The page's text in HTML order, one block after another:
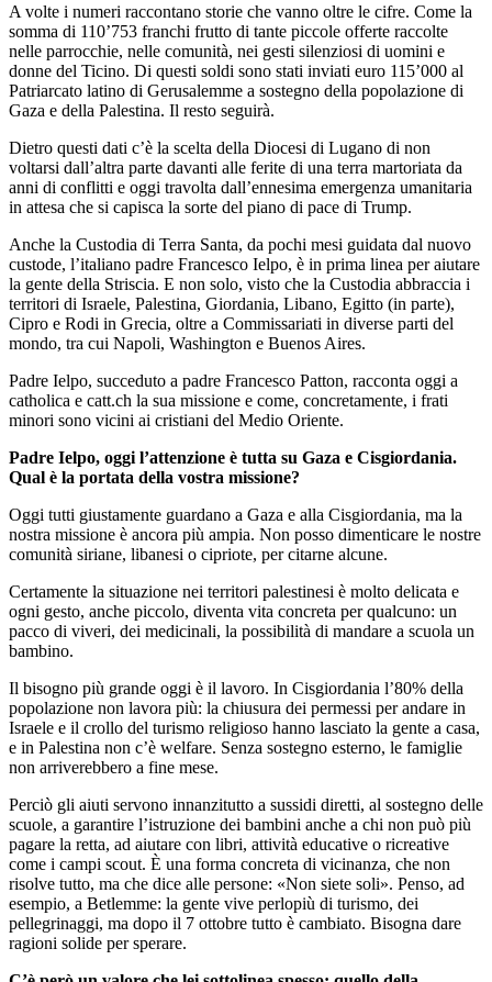
A volte i numeri raccontano storie che vanno oltre le cifre. Come la
somma di 110’753 franchi frutto di tante piccole offerte raccolte
nelle parrocchie, nelle comunità, nei gesti silenziosi di uomini e
donne del Ticino. Di questi soldi sono stati inviati euro 115’000 al
Patriarcato latino di Gerusalemme a sostegno della popolazione di
Gaza e della Palestina. Il resto seguirà.
Dietro questi dati c’è la scelta della Diocesi di Lugano di non
voltarsi dall’altra parte davanti alle ferite di una terra martoriata da
anni di conflitti e oggi travolta dall’ennesima emergenza umanitaria
in attesa che si capisca la sorte del piano di pace di Trump.
Anche la Custodia di Terra Santa, da pochi mesi guidata dal nuovo
custode, l’italiano padre Francesco Ielpo, è in prima linea per aiutare
la gente della Striscia. E non solo, visto che la Custodia abbraccia i
territori di Israele, Palestina, Giordania, Libano, Egitto (in parte),
Cipro e Rodi in Grecia, oltre a Commissariati in diverse parti del
mondo, tra cui Napoli, Washington e Buenos Aires.
Padre Ielpo, succeduto a padre Francesco Patton, racconta oggi a
catholica e catt.ch la sua missione e come, concretamente, i frati
minori sono vicini ai cristiani del Medio Oriente.
Padre Ielpo, oggi l’attenzione è tutta su Gaza e Cisgiordania.
Qual è la portata della vostra missione?
Oggi tutti giustamente guardano a Gaza e alla Cisgiordania, ma la
nostra missione è ancora più ampia. Non posso dimenticare le nostre
comunità siriane, libanesi o cipriote, per citarne alcune.
Certamente la situazione nei territori palestinesi è molto delicata e
ogni gesto, anche piccolo, diventa vita concreta per qualcuno: un
pacco di viveri, dei medicinali, la possibilità di mandare a scuola un
bambino.
Il bisogno più grande oggi è il lavoro. In Cisgiordania l’80% della
popolazione non lavora più: la chiusura dei permessi per andare in
Israele e il crollo del turismo religioso hanno lasciato la gente a casa,
e in Palestina non c’è welfare. Senza sostegno esterno, le famiglie
non arriverebbero a fine mese.
Perciò gli aiuti servono innanzitutto a sussidi diretti, al sostegno delle
scuole, a garantire l’istruzione dei bambini anche a chi non può più
pagare la retta, ad aiutare con libri, attività educative o ricreative
come i campi scout. È una forma concreta di vicinanza, che non
risolve tutto, ma che dice alle persone: «Non siete soli». Penso, ad
esempio, a Betlemme: la gente vive perlopiù di turismo, dei
pellegrinaggi, ma dopo il 7 ottobre tutto è cambiato. Bisogna dare
ragioni solide per sperare.